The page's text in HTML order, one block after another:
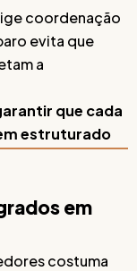
coordenação
evita que
a
que cada
estruturado
em
costuma